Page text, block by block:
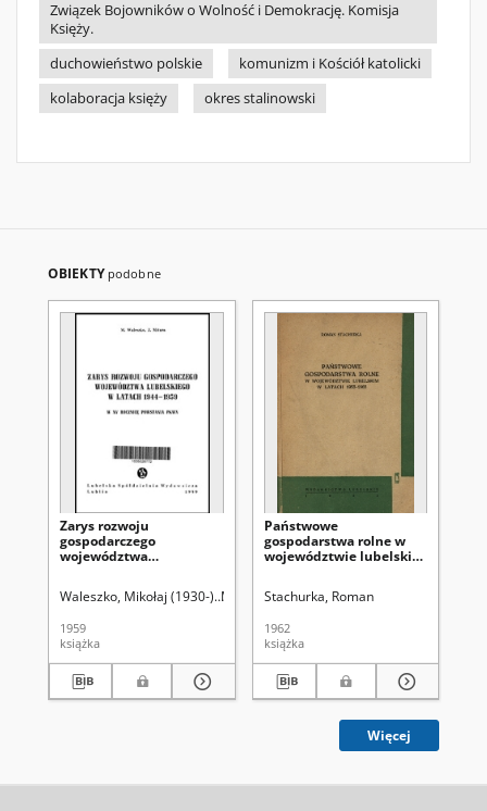
Związek Bojowników o Wolność i Demokrację. Komisja
Księży.
duchowieństwo polskie
komunizm i Kościół katolicki
kolaboracja księży
okres stalinowski
OBIEKTY podobne
Zarys rozwoju
gospodarczego
województwa
Waleszko, Mikołaj (1930-) Mitura, Zbigniew (1931-)
1959
książka
Państwowe
gospodarstwa rolne w
województwie lubelskim
Stachurka, Roman
1962
książka
Więcej